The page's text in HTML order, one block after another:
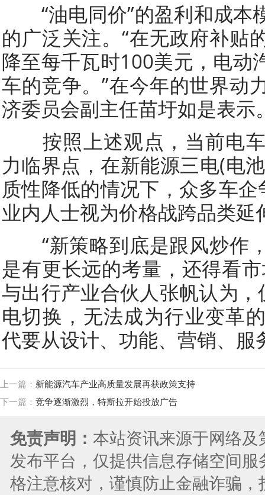
“油电同价”的盈利和成本
的广泛关注。“在无政府补贴
降至每千瓦时100美元，电动
车的竞争。”在今年的世界动
济委员会副主任苗圩如是表示
按照上述观点，当前电车
力临界点，在新能源三电(电
质性降低的情况下，众多车
业内人士视为价格战跨品类延
“新策略到底是跟风炒作
是有更长远的考量，还得看
与出行产业合伙人张帆认为，
电切换，无法成为行业变革
代要从设计、功能、营销、
上一篇： 新能源汽车产业高质量发展再获政策支持
下一篇： 竞争逐渐激烈，特斯拉开始投放广告
免责声明： 本站资讯来源于网络
发布平台，仅提供信息存储空间
格注意核对，谨慎防止金融诈骗